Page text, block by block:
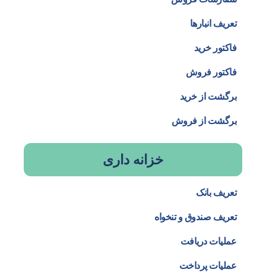
تعریف انبارها
فاکتور خرید
فاکتور فروش
برگشت از خرید
برگشت از فروش
خزانه داری
تعریف بانک
تعریف صندوق و تنخواه
عملیات دریافت
عملیات پرداخت